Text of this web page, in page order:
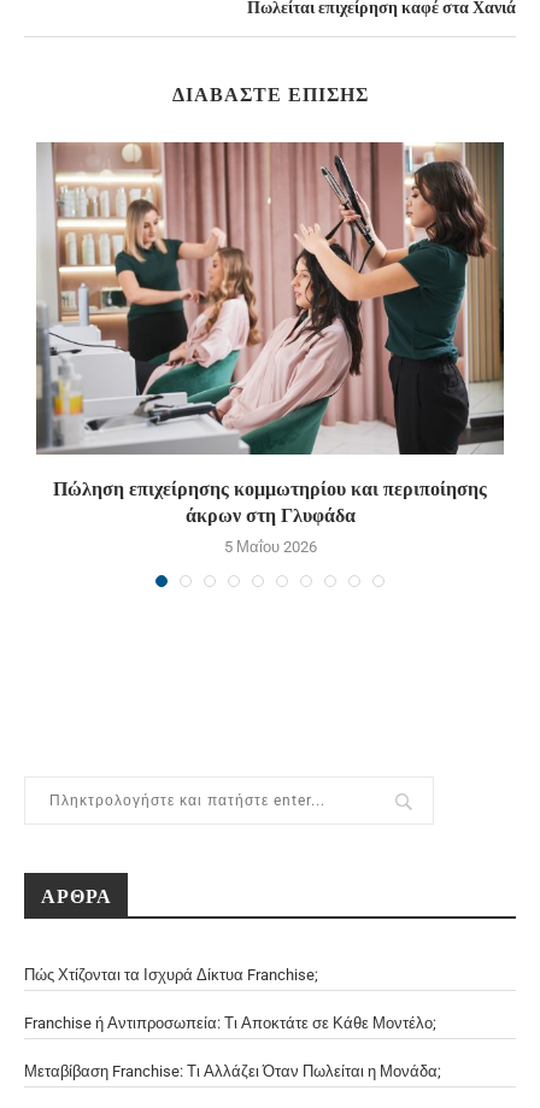
Πωλείται επιχείρηση καφέ στα Χανιά
ΔΙΑΒΆΣΤΕ ΕΠΊΣΗΣ
Πώληση επιχείρησης κομμωτηρίου και περιποίησης
άκρων στη Γλυφάδα
5 Μαΐου 2026
ΑΡΘΡΑ
Πώς Χτίζονται τα Ισχυρά Δίκτυα Franchise;
Franchise ή Αντιπροσωπεία: Τι Αποκτάτε σε Κάθε Μοντέλο;
Μεταβίβαση Franchise: Τι Αλλάζει Όταν Πωλείται η Μονάδα;